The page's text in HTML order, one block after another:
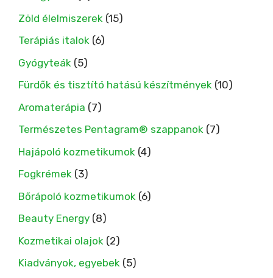
Zöld élelmiszerek (15)
Terápiás italok (6)
Gyógyteák (5)
Fürdők és tisztító hatású készítmények (10)
Aromaterápia (7)
Természetes Pentagram® szappanok (7)
Hajápoló kozmetikumok (4)
Fogkrémek (3)
Bőrápoló kozmetikumok (6)
Beauty Energy (8)
Kozmetikai olajok (2)
Kiadványok, egyebek (5)